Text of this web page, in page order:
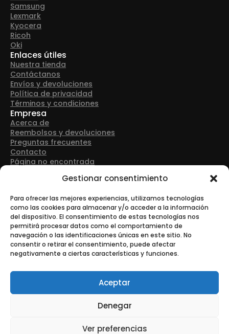
Gestionar consentimiento
Para ofrecer las mejores experiencias, utilizamos tecnologías
como las cookies para almacenar y/o acceder a la información
del dispositivo. El consentimiento de estas tecnologías nos
permitirá procesar datos como el comportamiento de
navegación o las identificaciones únicas en este sitio. No
consentir o retirar el consentimiento, puede afectar
negativamente a ciertas características y funciones.
Aceptar
Denegar
Ver preferencias
Samsung
Lexmark
Kyocera
Ricoh
Oki
Enlaces útiles
Nuestra tienda
Contáctanos
Envíos y devoluciones
Política de privacidad
Términos y condiciones
Empresa
Acerca de
Reembolsos y devoluciones
Preguntas frecuentes
Contacto
Página no encontrada
Dirección: Avenida Las Retamas 50, 28922, Alcorcón
Teléfono: +34 916 43 91 88
Correo electrónico: info@tonerurgente.com
© Copyright - Tonerurgente All Rights Reserved.